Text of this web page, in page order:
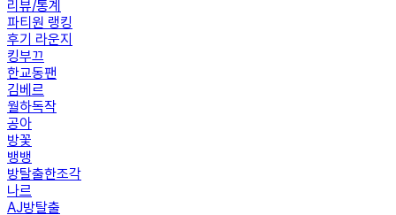
리뷰/통계
파티원 랭킹
후기 라운지
킹부끄
한교동팬
김베르
월하독작
공아
방꽃
뱅뱅
방탈출한조각
나르
AJ방탈출